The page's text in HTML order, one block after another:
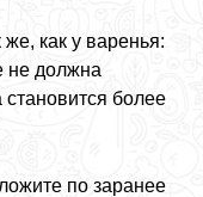
как у варенья:
не должна
становится более
по заранее